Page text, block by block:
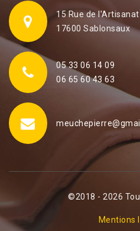
15 Rue de l'Artisanat
17600 Sablonsaux
05 33 06 14 09
06 65 60 43 63
©2018 - 2026
Mentions